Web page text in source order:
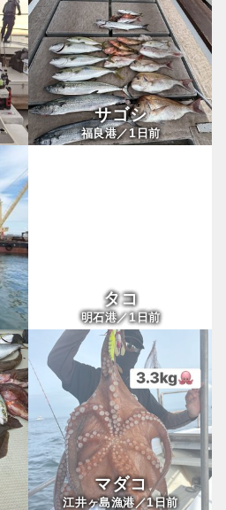
サゴシ
福良港／1日前
タコ
明石港／1日前
マダコ
江井ヶ島漁港／1日前